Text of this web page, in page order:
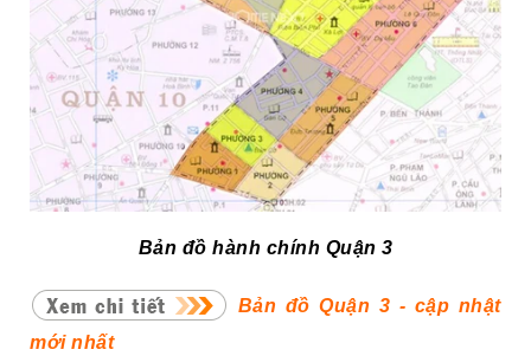
Bản đồ hành chính Quận 3
Bản đồ Quận 3 - cập nhật
mới nhất